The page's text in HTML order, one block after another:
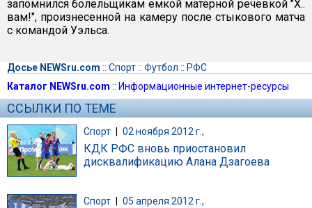
запомнился болельщикам емкой матерной речевкой "Х..
вам!", произнесенной на камеру после стыкового матча
с командой Уэльса.
Досье NEWSru.com :: Спорт:: Футбол :: РФС
Каталог NEWSru.com :: Информационные интернет-ресурсы
ССЫЛКИ ПО ТЕМЕ
Спорт | 02 ноября 2012 г.,
КДК РФС вновь приостановил
дисквалификацию Алана Дзагоева
Спорт 05 апреля 2012 г.,